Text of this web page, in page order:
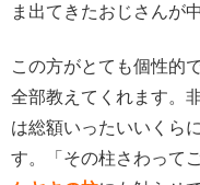
ま出てきたおじさんが
この方がとても個性的
全部教えてくれます。
は総額いったいいくら
す。「その柱さわって